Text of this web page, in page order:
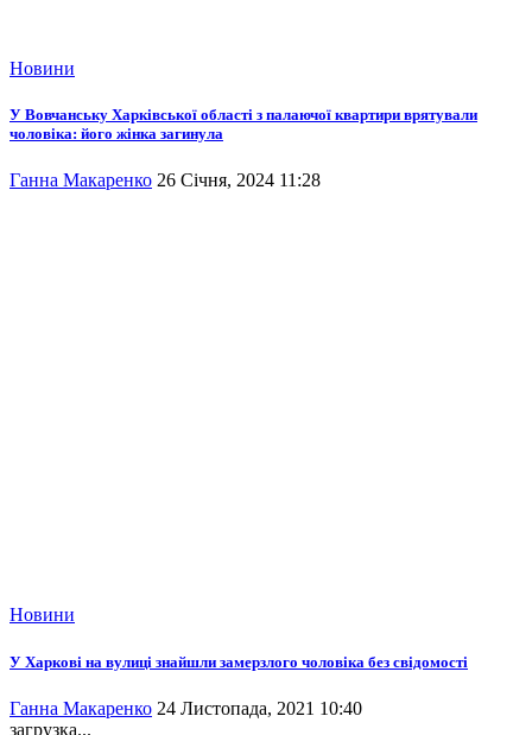
Новини
У Вовчанську Харківської області з палаючої квартири врятували
чоловіка: його жінка загинула
Ганна Макаренко 26 Січня, 2024 11:28
Новини
У Харкові на вулиці знайшли замерзлого чоловіка без свідомості
Ганна Макаренко 24 Листопада, 2021 10:40
загрузка...